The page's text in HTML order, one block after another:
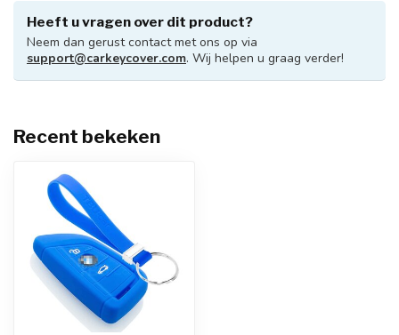
Heeft u vragen over dit product?
Neem dan gerust contact met ons op via
support@carkeycover.com. Wij helpen u graag verder!
Recent bekeken